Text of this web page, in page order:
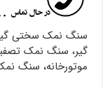
سنگ نمک سختی
گیر، سنگ نمک
موتورخانه، سنگ